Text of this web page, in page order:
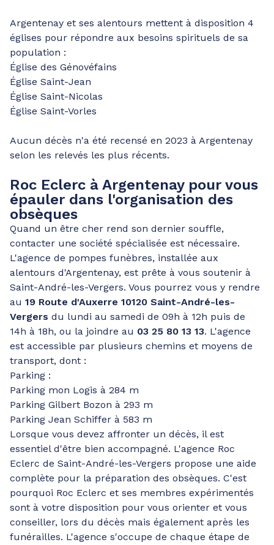
Argentenay et ses alentours mettent à disposition 4
églises pour répondre aux besoins spirituels de sa
population :
Église des Génovéfains
Église Saint-Jean
Église Saint-Nicolas
Église Saint-Vorles
Aucun décès n'a été recensé en 2023 à Argentenay
selon les relevés les plus récents.
Roc Eclerc à Argentenay pour vous
épauler dans l'organisation des
obsèques
Quand un être cher rend son dernier souffle,
contacter une société spécialisée est nécessaire.
L'agence de pompes funèbres, installée aux
alentours d'Argentenay, est prête à vous soutenir à
Saint-André-les-Vergers. Vous pourrez vous y rendre
au 19 Route d'Auxerre 10120 Saint-André-les-
Vergers du lundi au samedi de 09h à 12h puis de
14h à 18h, ou la joindre au 03 25 80 13 13. L'agence
est accessible par plusieurs chemins et moyens de
transport, dont :
Parking :
Parking mon Logis à 284 m
Parking Gilbert Bozon à 293 m
Parking Jean Schiffer à 583 m
Lorsque vous devez affronter un décès, il est
essentiel d'être bien accompagné. L'agence Roc
Eclerc de Saint-André-les-Vergers propose une aide
complète pour la préparation des obsèques. C'est
pourquoi Roc Eclerc et ses membres expérimentés
sont à votre disposition pour vous orienter et vous
conseiller, lors du décès mais également après les
funérailles. L'agence s'occupe de chaque étape de